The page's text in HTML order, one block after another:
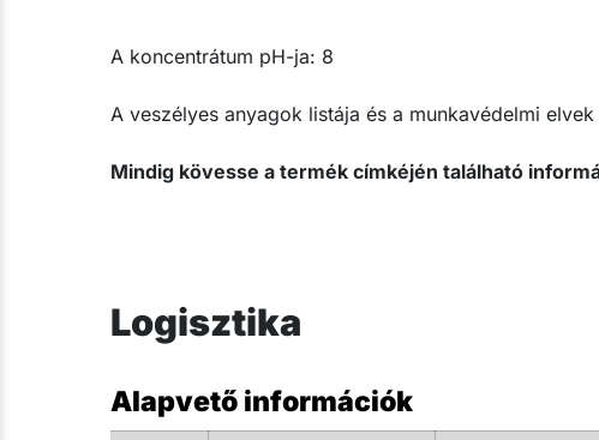
A koncentrátum pH-ja: 8
A veszélyes anyagok listája és a munkavédelmi
Mindig kövesse a termék címkéjén található
Logisztika
Alapvető információk